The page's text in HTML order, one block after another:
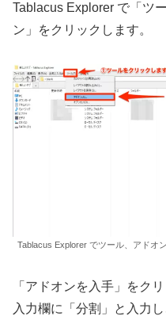
Tablacus Explorer で「ツ
ン」をクリックします。
Tablacus Explorer でツール、アドオ
「アドオンを入手」をクリ
入力欄に「分割」と入力